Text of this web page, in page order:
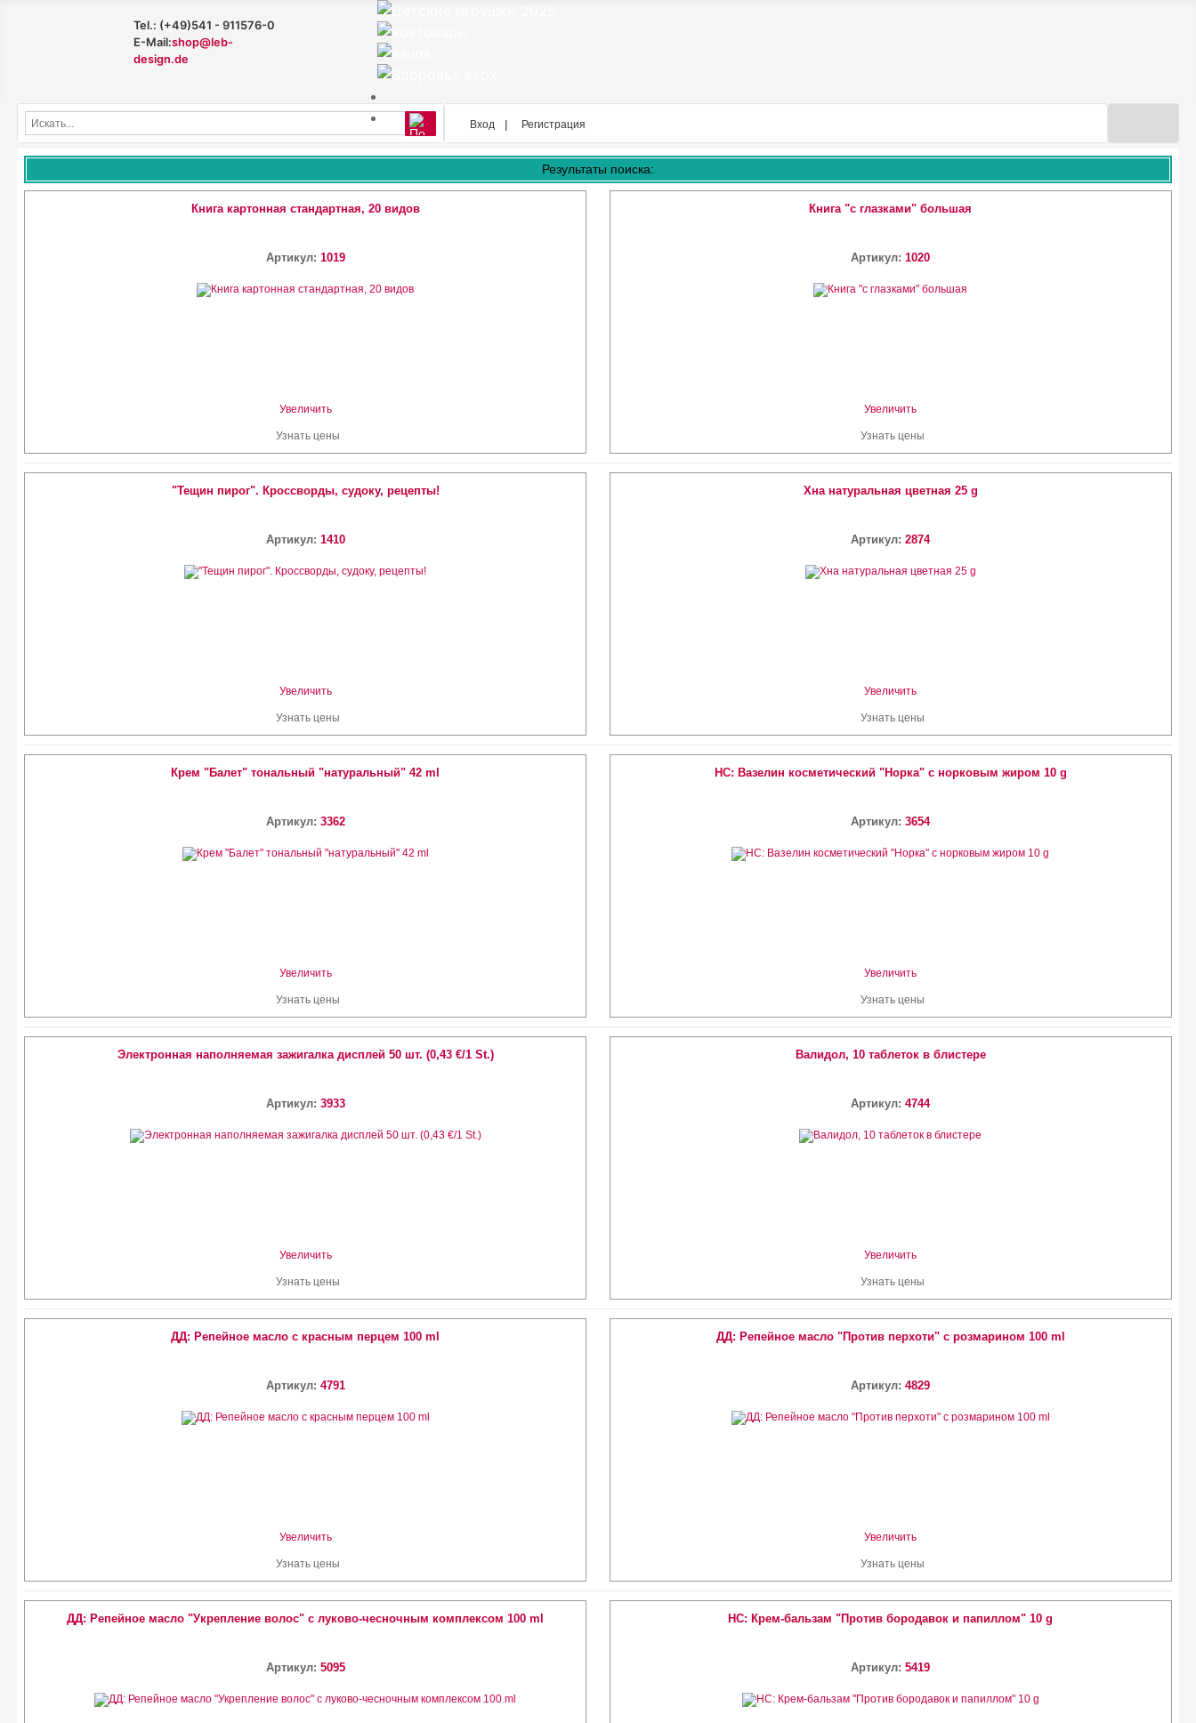
Tel.: (+49)541 - 911576-0
E-Mail:shop@leb-
design.de
Вход Регистрация
Результаты поиска:
Книга картонная стандартная, 20 видов
Артикул: 1019
Увеличить
Узнать цены
Книга "с глазками" большая
Артикул:1020
Увеличить
Узнать цены
"Тещин пирог". Кроссворды, судоку, рецепты!
Артикул: 1410
Увеличить
Узнать цены
Хна натуральная цветная 25 g
Артикул:2874
Увеличить
Узнать цены
Крем "Балет" тональный "натуральный" 42 ml
Артикул: 3362
Увеличить
Узнать цены
HC: Вазелин косметический "Норка" с норковым жиром 10 g
Артикул:3654
Увеличить
Узнать цены
Электронная наполняемая зажигалка дисплей 50 шт. (0,43 €/1 St.)
Артикул: 3933
Увеличить
Узнать цены
Валидол, 10 таблеток в блистере
Артикул:4744
Увеличить
Узнать цены
ДД: Репейное масло с красным перцем 100 ml
Артикул: 4791
Увеличить
Узнать цены
ДД: Репейное масло "Против перхоти" с розмарином 100 ml
Артикул:4829
Увеличить
Узнать цены
ДД: Репейное масло "Укрепление волос" с луково-чесночным комплексом 100 ml
Артикул: 5095
HC: Крем-бальзам "Против бородавок и папиллом" 10 g
Артикул:5419